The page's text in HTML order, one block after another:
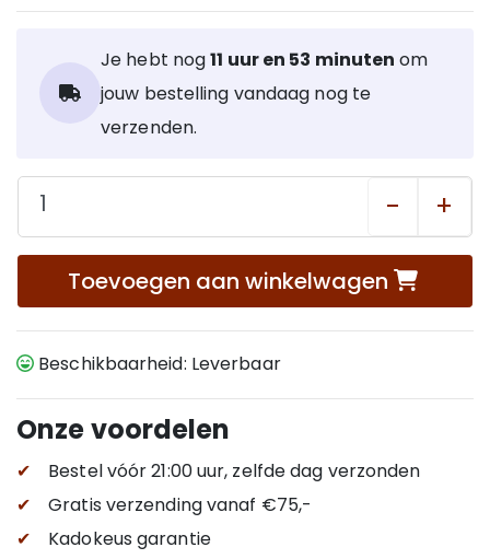
Je hebt nog11 uur en 53 minuten om
jouw bestelling vandaag nog te
verzenden.
- +
Toevoegen aan winkelwagen
Beschikbaarheid: Leverbaar
Onze voordelen
✔
Bestel vóór 21:00 uur, zelfde dag verzonden
✔
Gratis verzendingvanaf €75,-
✔
Kadokeus garantie